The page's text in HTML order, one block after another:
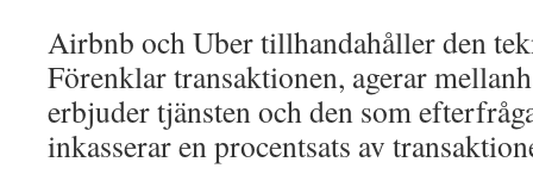
Airbnb och Uber tillhandahåller den
Förenklar transaktionen, agerar
erbjuder tjänsten och den som
inkasserar en procentsats av